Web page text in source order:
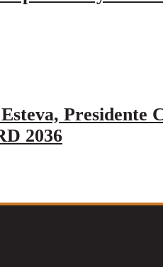
Presidente
2036